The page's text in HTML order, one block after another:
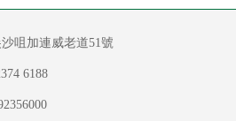
咀加連威老道51號
6188